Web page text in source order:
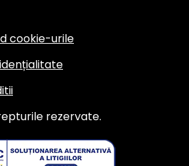
rezervate.
cookie-urile